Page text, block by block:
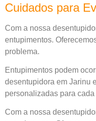
Cuidados para
Com a nossa
entupimentos.
problema.
Entupimentos podem
desentupidora em Jarinu
personalizadas para
Com a nossa